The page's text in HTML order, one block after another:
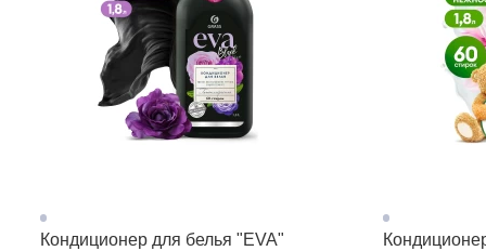
Кондиционер для белья "EVA"